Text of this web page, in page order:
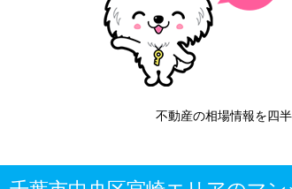
不動産の相場情報を四